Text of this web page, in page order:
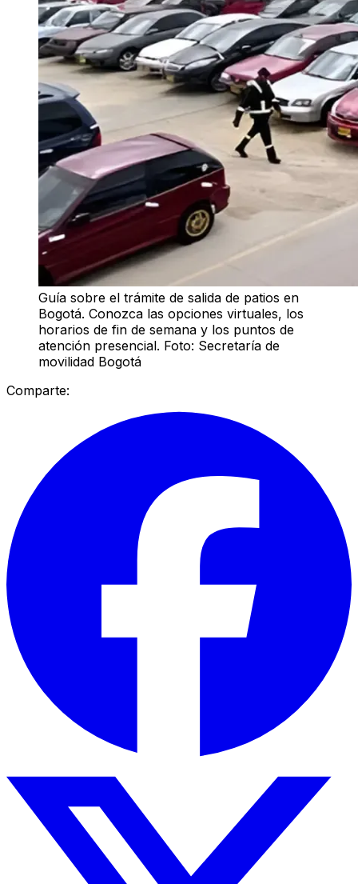
Guía sobre el trámite de salida de patios en
Bogotá. Conozca las opciones virtuales, los
horarios de fin de semana y los puntos de
atención presencial. Foto: Secretaría de
movilidad Bogotá
Comparte: